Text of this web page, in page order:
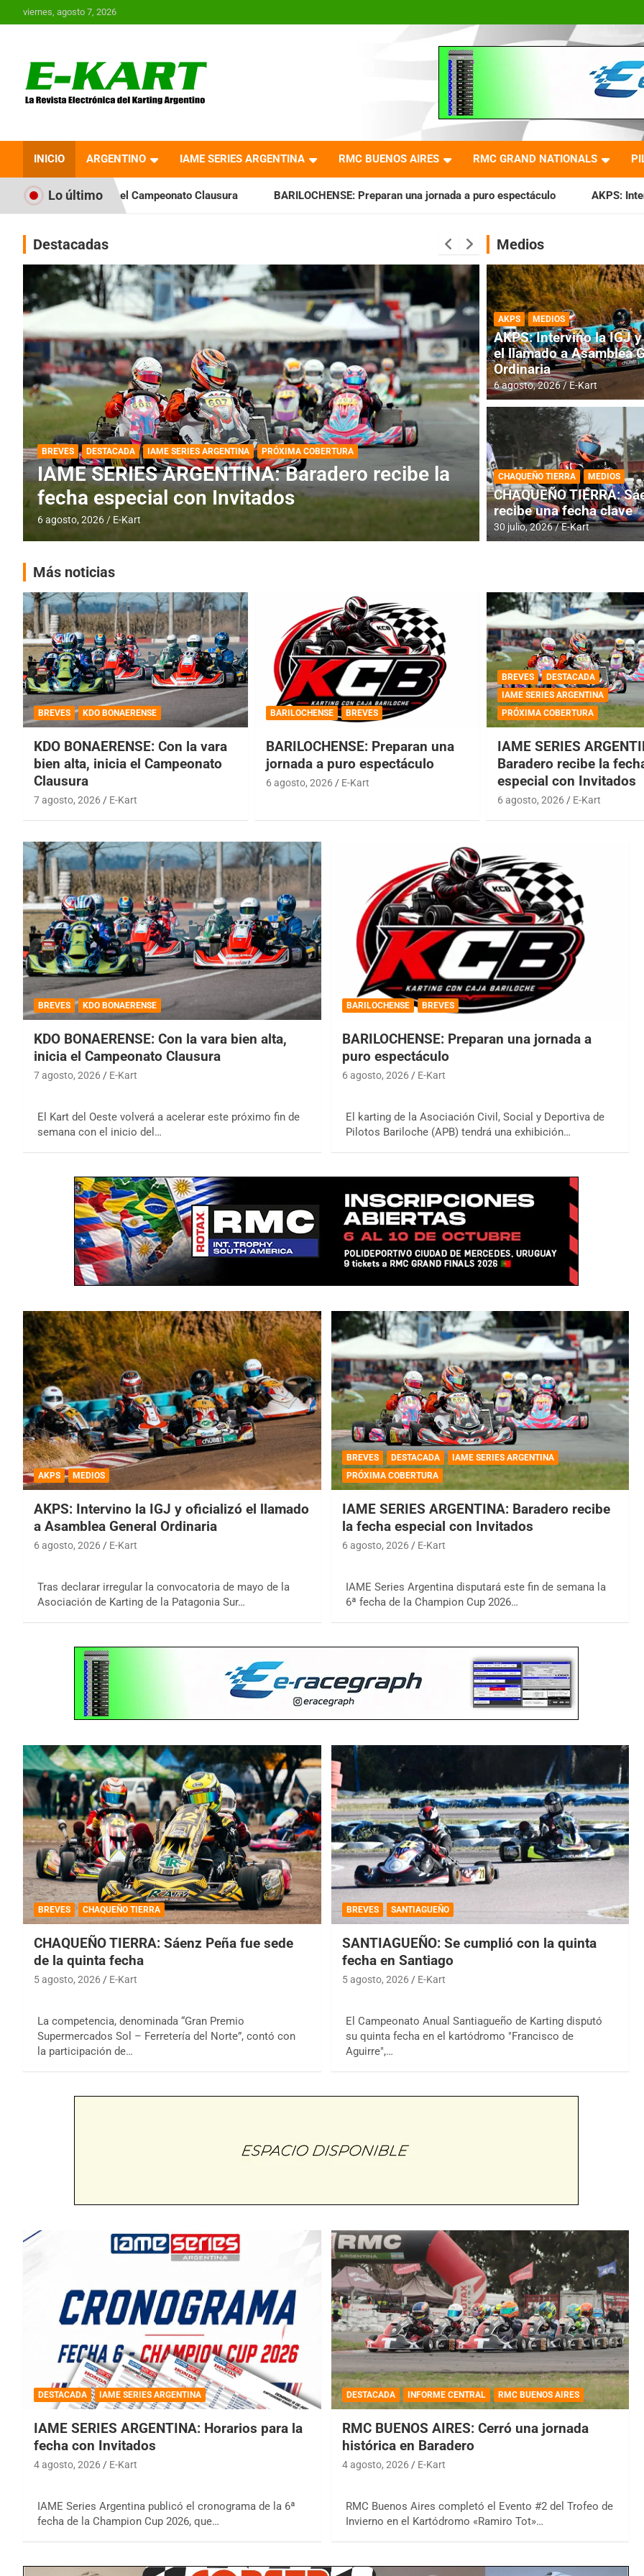
al
viernes, agosto 7, 2026
Revista Electrónica del
Karting en Argentina
INICIO ARGENTINO IAME SERIES ARGENTINA RMC BUENOS AIRES RMC GRAND NATIONALS
Lo último
el Campeonato Clausura BARILOCHENSE: Preparan una jornada a puro espectáculo AKPS: Intervino la IGJ y oficializó
Destacadas
DESTACADA IAME SERIES ARGENTINA
IAME SERIES ARGENTINA: Horarios para la
fecha con Invitados
4 agosto, 2026 E-Kart
DESTACADA INFORME CENTRAL
RMC BUENOS
histórica en
4 agosto, 2026 E-Kart
Medios
AKPS MEDIOS
AKPS: Intervino la IGJ
el llamado a Asamblea
Ordinaria
6 agosto, 2026 E-Kart
CHAQUEÑO TIERRA MEDIOS
CHAQUEÑO TIERRA:
recibe una fecha clave
30 julio, 2026 E-Kart
Más noticias
BREVES KDO BONAERENSE
KDO BONAERENSE: Con la vara
bien alta, inicia el Campeonato
Clausura
7 agosto, 2026 E-Kart
BARILOCHENSE BREVES
BARILOCHENSE: Preparan una
jornada a puro espectáculo
6 agosto, 2026 E-Kart
BREVES
DESTACADA
IAME SERIES ARGENTINA
PRÓXIMA COBERTURA
IAME SERIES
Baradero recibe la
especial con Invitados
6 agosto, 2026 E-Kart
BREVES KDO BONAERENSE
KDO BONAERENSE: Con la vara bien alta,
inicia el Campeonato Clausura
7 agosto, 2026 E-Kart
El Kart del Oeste volverá a acelerar este próximo fin de
semana con el inicio del…
BARILOCHENSE BREVES
BARILOCHENSE: Preparan una jornada a
puro espectáculo
6 agosto, 2026 E-Kart
El karting de la Asociación Civil, Social y Deportiva de
Pilotos Bariloche (APB) tendrá una exhibición…
AKPS MEDIOS
AKPS: Intervino la IGJ y oficializó el llamado
a Asamblea General Ordinaria
6 agosto, 2026 E-Kart
Tras declarar irregular la convocatoria de mayo de la
Asociación de Karting de la Patagonia Sur…
BREVES DESTACADA
IAME SERIES ARGENTINA
PRÓXIMA COBERTURA
IAME SERIES ARGENTINA: Baradero recibe
la fecha especial con Invitados
6 agosto, 2026 E-Kart
IAME Series Argentina disputará este fin de semana la
6ª fecha de la Champion Cup 2026…
BREVES CHAQUEÑO TIERRA
CHAQUEÑO TIERRA: Sáenz Peña fue sede
de la quinta fecha
5 agosto, 2026 E-Kart
La competencia, denominada “Gran Premio
Supermercados Sol – Ferretería del Norte”, contó con
la participación de…
BREVES SANTIAGUEÑO
SANTIAGUEÑO: Se cumplió con la quinta
fecha en Santiago
5 agosto, 2026 E-Kart
El Campeonato Anual Santiagueño de Karting disputó
su quinta fecha en el kartódromo "Francisco de
Aguirre",…
DESTACADA IAME SERIES ARGENTINA
IAME SERIES ARGENTINA: Horarios para la
fecha con Invitados
4 agosto, 2026 E-Kart
IAME Series Argentina publicó el cronograma de la 6ª
fecha de la Champion Cup 2026, que…
DESTACADA INFORME CENTRAL RMC BUENOS AIRES
RMC BUENOS AIRES: Cerró una jornada
histórica en Baradero
4 agosto, 2026 E-Kart
RMC Buenos Aires completó el Evento #2 del Trofeo de
Invierno en el Kartódromo «Ramiro Tot»…